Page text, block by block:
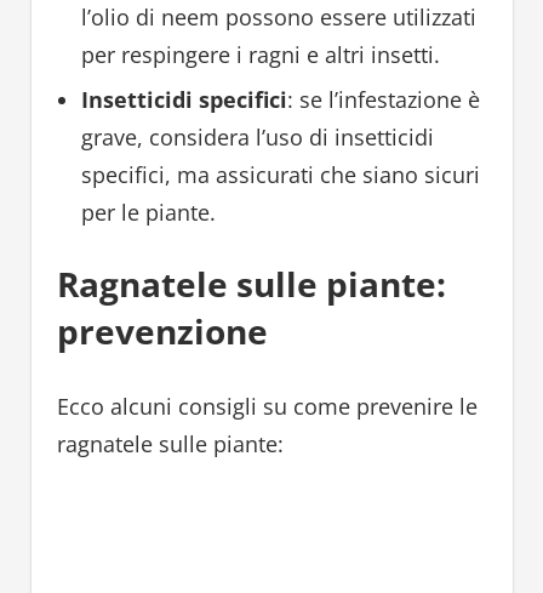
l’olio di neem possono essere utilizzati
per respingere i ragni e altri insetti.
Insetticidi specifici: se l’infestazione è
grave, considera l’uso di insetticidi
specifici, ma assicurati che siano sicuri
per le piante.
Ragnatele sulle piante:
prevenzione
Ecco alcuni consigli su come prevenire le
ragnatele sulle piante: